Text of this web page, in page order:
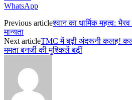
WhatsApp
Previous articleश्वान का धार्मिक महत्व:
मान्यता
Next articleTMC में बढ़ी अंदरूनी कलह!
ममता बनर्जी की मुश्किलें बढ़ीं